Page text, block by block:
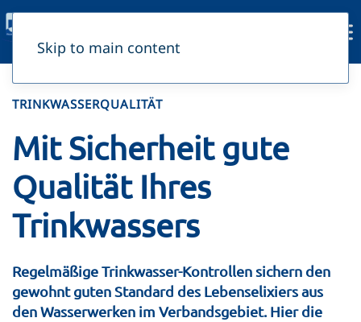
Skip to main content
TRINKWASSERQUALITÄT
Mit Sicherheit gute
Qualität Ihres
Trinkwassers
Regelmäßige Trinkwasser-Kontrollen sichern den
gewohnt guten Standard des Lebenselixiers aus
den Wasserwerken im Verbandsgebiet. Hier die